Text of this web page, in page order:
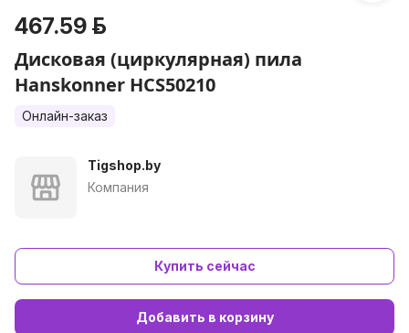
467.59 р.
Дисковая (циркулярная) пила
Hanskonner HCS50210
Онлайн-заказ
Tigshop.by
Компания
Купить сейчас
Добавить в корзину